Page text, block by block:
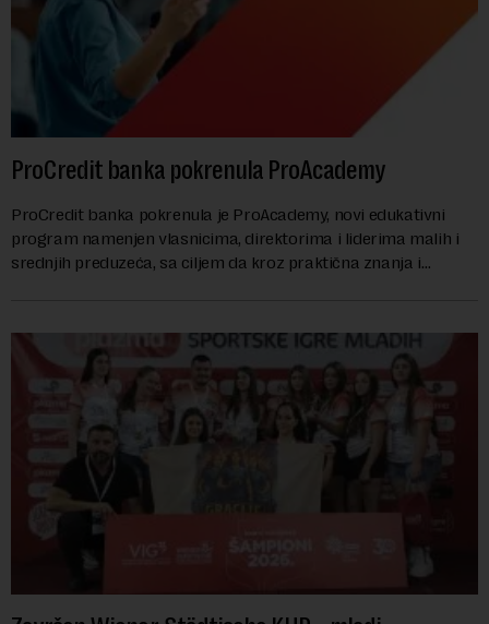
ProCredit banka pokrenula ProAcademy
ProCredit banka pokrenula je ProAcademy, novi edukativni
program namenjen vlasnicima, direktorima i liderima malih i
srednjih preduzeća, sa ciljem da kroz praktična znanja i